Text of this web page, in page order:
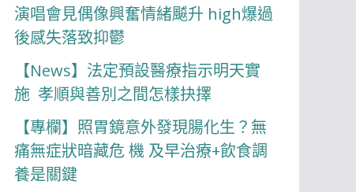
演唱會見偶像興奮情緒飇升 high爆過
後感失落致抑鬱
【News】法定預設醫療指示明天實
施 孝順與善別之間怎樣抉擇
【專欄】照胃鏡意外發現腸化生？無
痛無症狀暗藏危 機 及早治療+飲食調
養是關鍵